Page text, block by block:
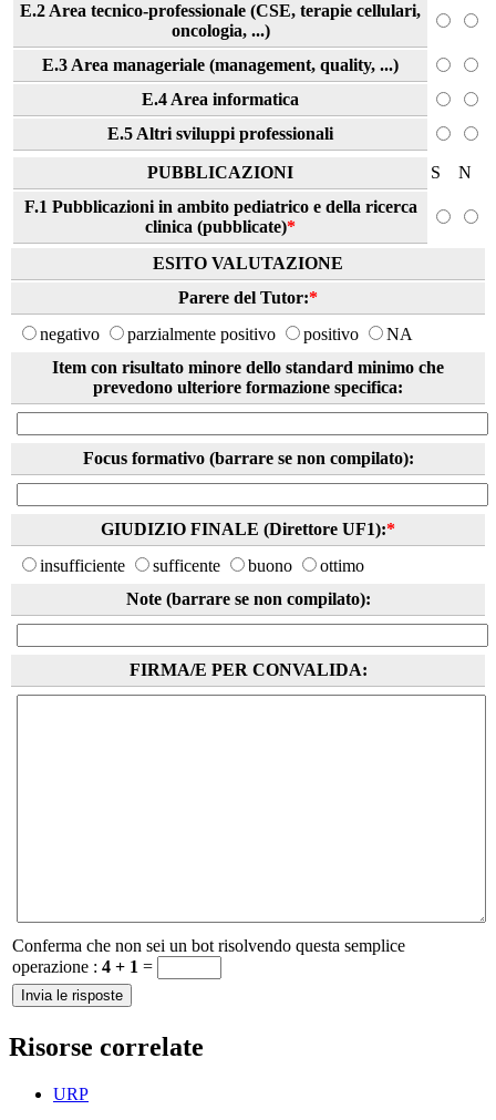
E.2 Area tecnico-professionale (CSE, terapie cellulari,
oncologia, ...)
E.3 Area manageriale (management, quality, ...)
E.4 Area informatica
E.5 Altri sviluppi professionali
PUBBLICAZIONI S
N
F.1 Pubblicazioni in ambito pediatrico e della ricerca
clinica (pubblicate)*
ESITO VALUTAZIONE
Parere del Tutor:*
negativo
parzialmente positivo positivo
NA
Item con risultato minore dello standard minimo che
prevedono ulteriore formazione specifica:
Focus formativo (barrare se non compilato):
GIUDIZIO FINALE (Direttore UF1):*
insufficiente
sufficente buono
ottimo
Note (barrare se non compilato):
FIRMA/E PER CONVALIDA:
Conferma che non sei un bot risolvendo questa semplice
operazione : 4 + 1 =
Risorse correlate
URP